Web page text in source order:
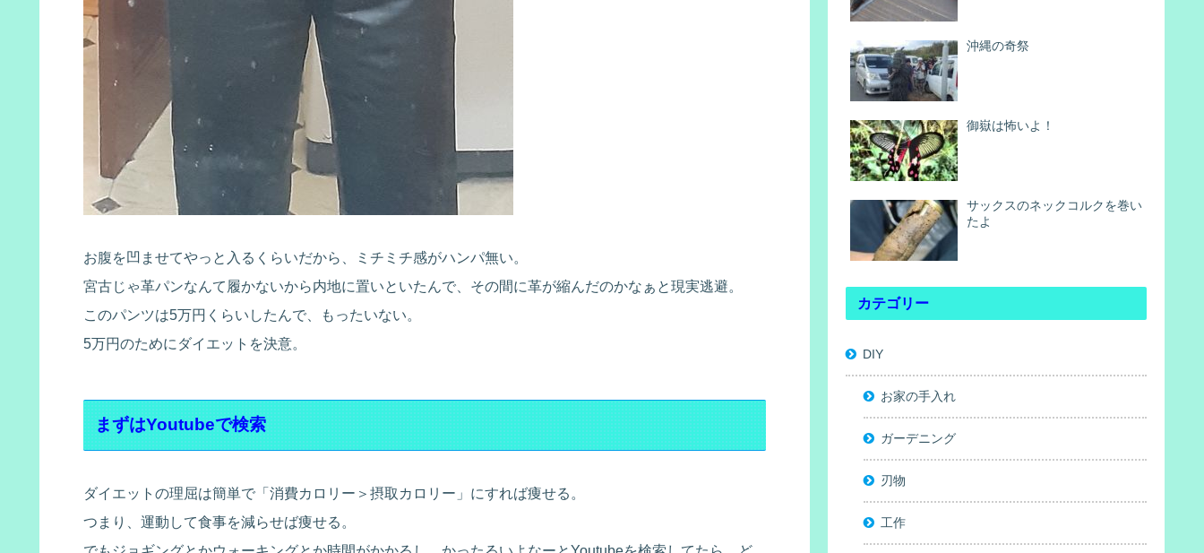
お腹を凹ませてやっと入るくらいだから、ミチミチ感がハンパ無い。
宮古じゃ革パンなんて履かないから内地に置いといたんで、その間に革が縮んだのかなぁと現実逃避。
このパンツは5万円くらいしたんで、もったいない。
5万円のためにダイエットを決意。
まずはYoutubeで検索
ダイエットの理屈は簡単で「消費カロリー＞摂取カロリー」にすれば痩せる。
つまり、運動して食事を減らせば痩せる。
沖縄の奇祭
御嶽は怖いよ！
サックスのネックコルクを巻い
たよ
カテゴリー
DIY
お家の手入れ
ガーデニング
刃物
工作